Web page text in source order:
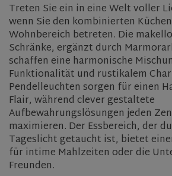
Treten Sie ein in eine Welt voller
wenn Sie den kombinierten
Wohnbereich betreten. Die
Schränke, ergänzt durch
schaffen eine harmonische
Funktionalität und rustikalem
Pendelleuchten sorgen für einen
Flair, während clever gestaltete
Aufbewahrungslösungen jeden
maximieren. Der Essbereich, der
Tageslicht getaucht ist, bietet
für intime Mahlzeiten oder die
Freunden.